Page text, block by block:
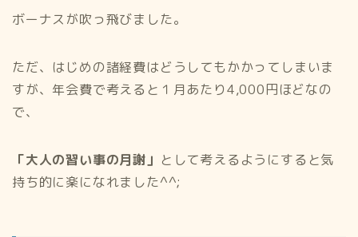
ボーナスが吹っ飛びました。
ただ、はじめの諸経費はどうしてもかかってしまいま
すが、年会費で考えると１月あたり4,000円ほどなの
で、
「大人の習い事の月謝」 として考えるようにすると気
持ち的に楽になれました^^;